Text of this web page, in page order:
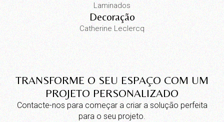
Laminados
Decoração
Catherine Leclercq
TRANSFORME O SEU ESPAÇO COM UM
PROJETO PERSONALIZADO
Contacte-nos para começar a criar a solução perfeita
para o seu projeto.